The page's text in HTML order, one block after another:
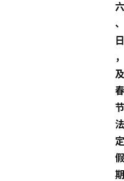
六
、
日
，
及
春
节
法
定
假
期